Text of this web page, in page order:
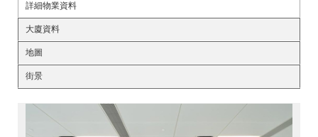
詳細物業資料
大廈資料
地圖
街景